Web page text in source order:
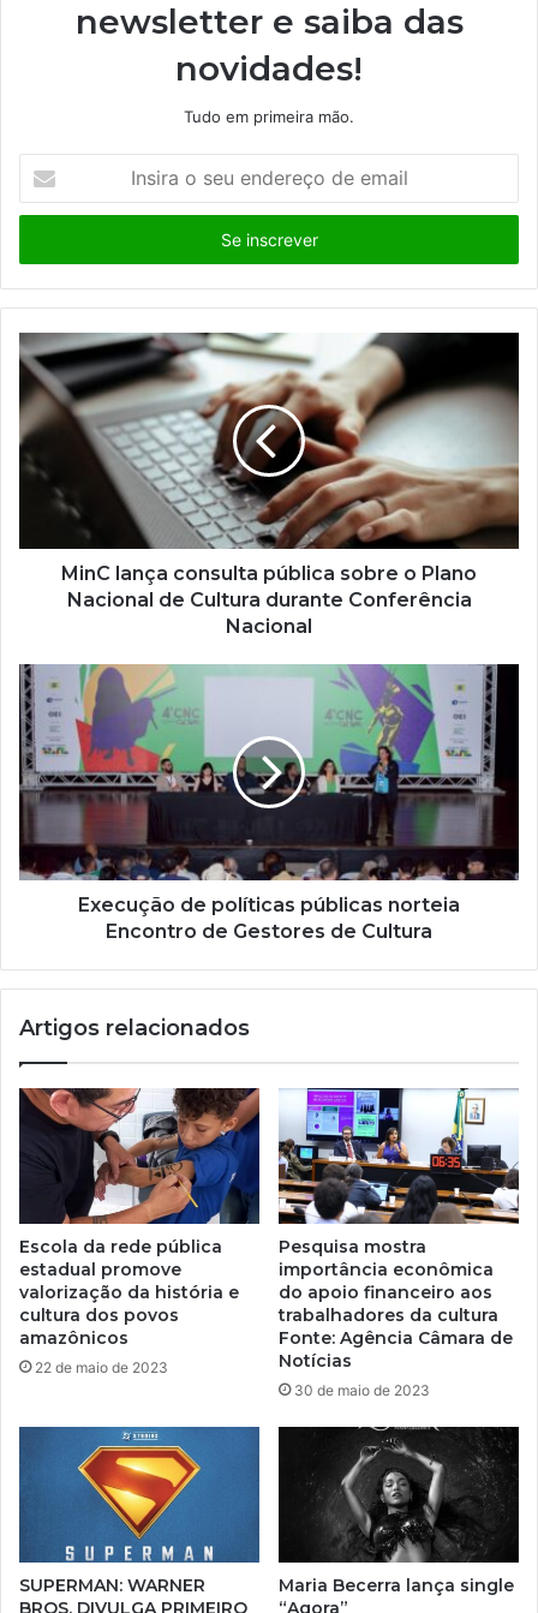
newsletter e saiba das
novidades!
Tudo em primeira mão.
s
r
a
s
e
u
e
n
d
e
e
m
a
l
MinC lança consulta pública sobre o Plano
Nacional de Cultura durante Conferência
Nacional
Execução de políticas públicas norteia
Encontro de Gestores de Cultura
Artigos relacionados
Escola da rede pública
estadual promove
valorização da história e
cultura dos povos
amazônicos
22 de maio de 2023
Pesquisa mostra
importância econômica
do apoio financeiro aos
trabalhadores da cultura
Fonte: Agência Câmara de
Notícias
30 de maio de 2023
SUPERMAN: WARNER
BROS. DIVULGA PRIMEIRO
Maria Becerra lança single
“Agora”